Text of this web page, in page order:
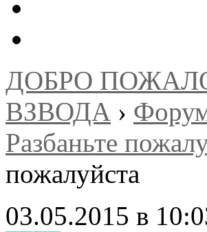
ДОБРО
ВЗВОДА ›
Разбаньте
пожалуйста
03.05.2015 в